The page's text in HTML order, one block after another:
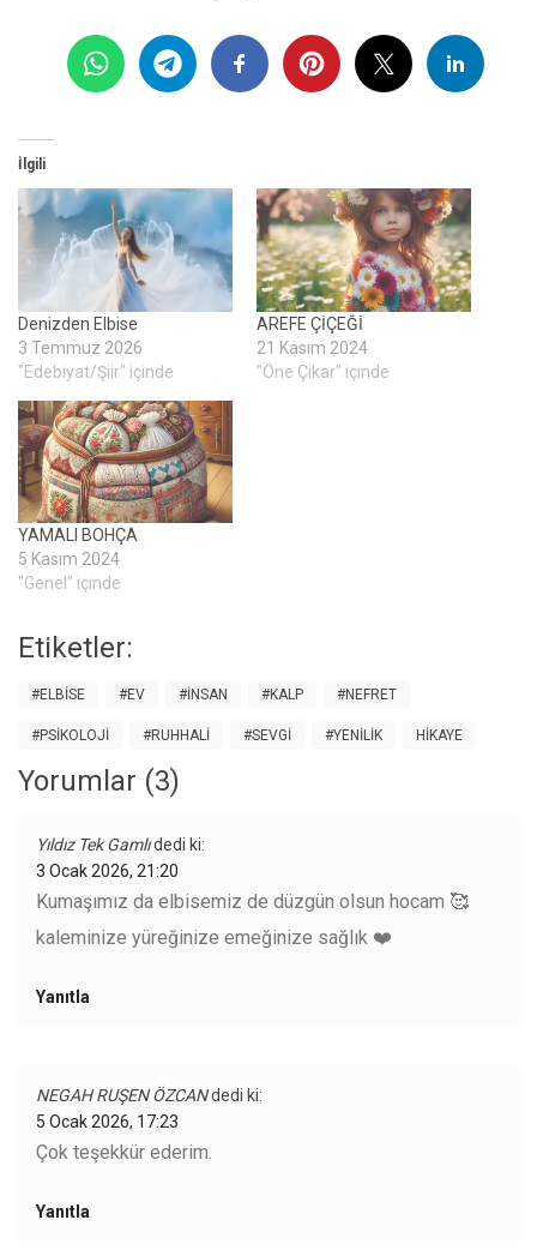
İlgili
Denizden Elbise
3 Temmuz 2026
"Edebiyat/Şiir" içinde
AREFE ÇİÇEĞİ
21 Kasım 2024
"Öne Çıkar" içinde
YAMALI BOHÇA
5 Kasım 2024
"Genel" içinde
Etiketler:
#ELBISE #EV #İNSAN #KALP #NEFRET
#PSIKOLOJI #RUHHALI #SEVGI #YENILIK HIKAYE
Yorumlar (3)
Yıldız Tek Gamlıdedi ki:
3 Ocak 2026, 21:20
Kumaşımız da elbisemiz de düzgün olsun hocam 🥰
kaleminize yüreğinize emeğinize sağlık ❤️
Yanıtla
NEGAH RUŞEN ÖZCANdedi ki:
5 Ocak 2026, 17:23
Çok teşekkür ederim.
Yanıtla